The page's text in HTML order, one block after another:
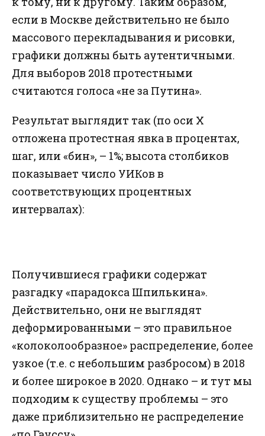
если в Москве действительно не было
массового перекладывания и рисовки,
графики должны быть аутентичными.
Для выборов 2018 протестными
считаются голоса «не за Путина».
Результат выглядит так (по оси Х
отложена протестная явка в процентах,
шаг, или «бин», – 1%; высота столбиков
показывает число УИКов в
соответствующих процентных
интервалах):
Получившиеся графики содержат
разгадку «парадокса Шпилькина».
Действительно, они не выглядят
деформированными – это правильное
«колоколообразное» распределение, более
узкое (т.е. с небольшим разбросом) в 2018
и более широкое в 2020. Однако – и тут мы
подходим к существу проблемы – это
даже приблизительно не распределение